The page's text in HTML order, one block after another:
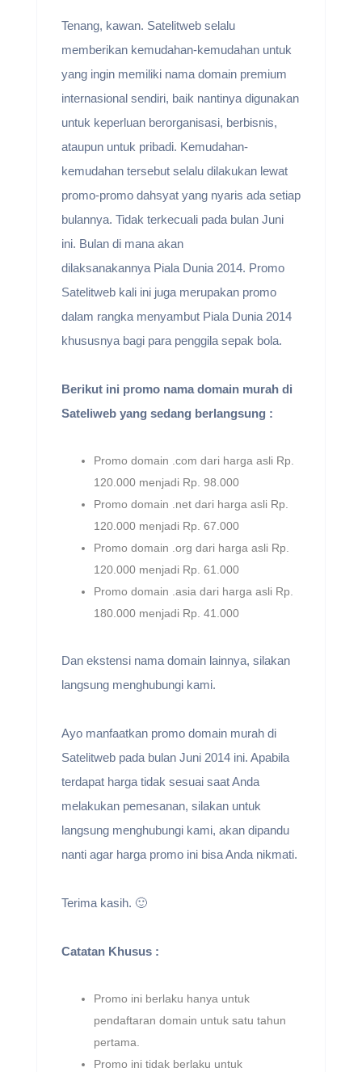
Tenang, kawan. Satelitweb selalu
memberikan kemudahan-kemudahan untuk
yang ingin memiliki nama domain premium
internasional sendiri, baik nantinya digunakan
untuk keperluan berorganisasi, berbisnis,
ataupun untuk pribadi. Kemudahan-
kemudahan tersebut selalu dilakukan lewat
promo-promo dahsyat yang nyaris ada setiap
bulannya. Tidak terkecuali pada bulan Juni
ini. Bulan di mana akan
dilaksanakannya Piala Dunia 2014. Promo
Satelitweb kali ini juga merupakan promo
dalam rangka menyambut Piala Dunia 2014
khususnya bagi para penggila sepak bola.
Berikut ini promo nama domain murah di
Sateliweb yang sedang berlangsung :
Promo domain .com dari harga asli Rp.
120.000 menjadi Rp. 98.000
Promo domain .net dari harga asli Rp.
120.000 menjadi Rp. 67.000
Promo domain .org dari harga asli Rp.
120.000 menjadi Rp. 61.000
Promo domain .asia dari harga asli Rp.
180.000 menjadi Rp. 41.000
Dan ekstensi nama domain lainnya, silakan
langsung menghubungi kami.
Ayo manfaatkan promo domain murah di
Satelitweb pada bulan Juni 2014 ini. Apabila
terdapat harga tidak sesuai saat Anda
melakukan pemesanan, silakan untuk
langsung menghubungi kami, akan dipandu
nanti agar harga promo ini bisa Anda nikmati.
Terima kasih. 🙂
Catatan Khusus :
Promo ini berlaku hanya untuk
pendaftaran domain untuk satu tahun
pertama.
Promo ini tidak berlaku untuk